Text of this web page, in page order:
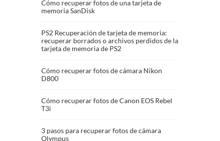
Cómo recuperar fotos de una tarjeta de
memoria SanDisk
PS2 Recuperación de tarjeta de memoria:
recuperar borrados o archivos perdidos de la
tarjeta de memoria de PS2
Cómo recuperar fotos de cámara Nikon
D800
Cómo recuperar fotos de Canon EOS Rebel
T3i
3 pasos para recuperar fotos de cámara
Olympus